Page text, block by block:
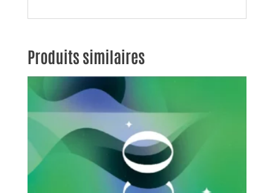
Produits similaires